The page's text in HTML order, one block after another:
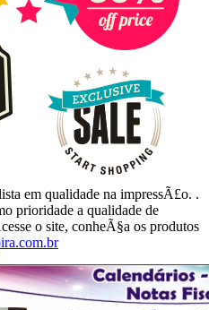
em qualidade na impressÃ£o. .
prioridade a qualidade de
o site, conheÃ§a os produtos